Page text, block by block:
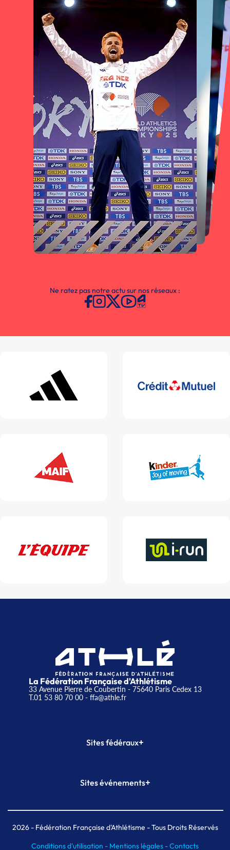
Ne ratez pas notre actu sur nos réseaux :
La Fédération Française d'Athlétisme
33 Avenue Pierre de Coubertin - 75640 Paris Cedex 13
T.01 53 80 70 00- ffa@athle.fr
Sites fédéraux+
Plateforme Formation
Sites événements+
Meeting de Paris indoor
MAIF Ekiden de Paris
2026- Fédération Française d'Athlétisme - Tous Droits Réservés
Conditions d'utilisation - Mentions légales -Contacts